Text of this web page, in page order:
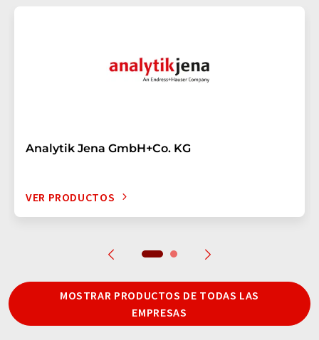
Analytik Jena GmbH+Co. KG
VER PRODUCTOS
MOSTRAR PRODUCTOS DE TODAS LAS
EMPRESAS